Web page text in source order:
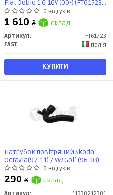
Fiat Doblo 1.6 16V (00-) (FT61723)
Fast
0 відгуків
1 610 ₴ склад
Артикул:
FT61723
FAST
Італія
КУПИТИ
Патрубок повітряний Skoda
Octavia(97-11) / VW Golf (96-03)
(11330212301) VIKA
0 відгуків
290 ₴ склад
Артикул:
11330212301